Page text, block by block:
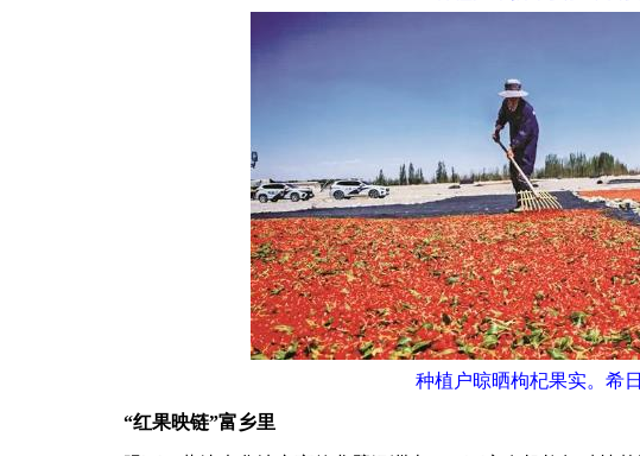
种植户晾晒枸杞果实。希
“红果映链”富乡里